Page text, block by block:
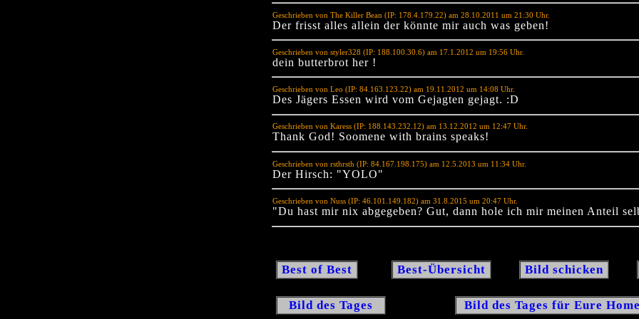
Geschrieben von The Killer Bean (IP: 178.4.179.22) am 28.10.2011 um 21:30 Uhr.
Der frisst alles allein der könnte mir auch was geben!
Geschrieben von styler328 (IP: 188.100.30.6) am 17.1.2012 um 19:56 Uhr.
dein butterbrot her !
Geschrieben von Leo (IP: 84.163.123.22) am 19.11.2012 um 14:08 Uhr.
Des Jägers Essen wird vom Gejagten gejagt. :D
Geschrieben von Karess (IP: 188.143.232.12) am 13.12.2012 um 12:47 Uhr.
Thank God! Soomene with brains speaks!
Geschrieben von rsthrsth (IP: 84.167.198.175) am 12.5.2013 um 11:34 Uhr.
Der Hirsch: "YOLO"
Geschrieben von Nuss (IP: 46.101.149.182) am 31.8.2015 um 20:47 Uhr.
"Du hast mir nix abgegeben? Gut, dann hole ich mir meinen Anteil
Best of Best Best-Übersicht Bild schicken
Bild des Tages Bild des Tages für Eure